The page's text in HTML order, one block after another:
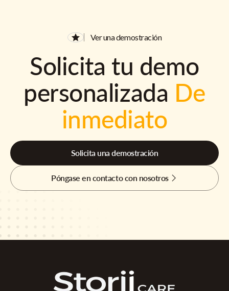
Ver una demostración
Solicita tu demo
personalizada De
inmediato
Solicita una demostración
Póngase en contacto con nosotros